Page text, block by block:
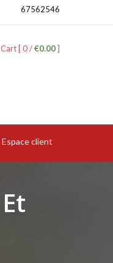
67562546
Cart [ 0 /€0.00]
Espace client